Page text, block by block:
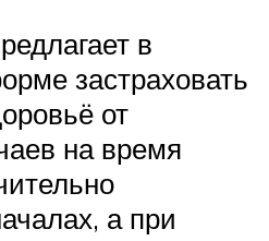
в
застраховать
от
на время
а при